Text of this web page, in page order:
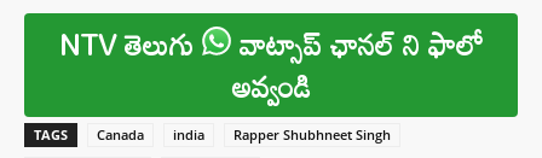
NTV తెలుగు వాట్సాప్ ఛానల్ ని ఫాలో
అవ్వండి
TAGS Canada india
Rapper Shubhneet Singh